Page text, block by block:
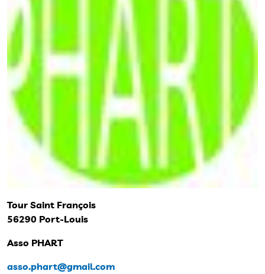
Tour Saint François
56290 Port-Louis
Asso PHART
asso.phart@gmail.com